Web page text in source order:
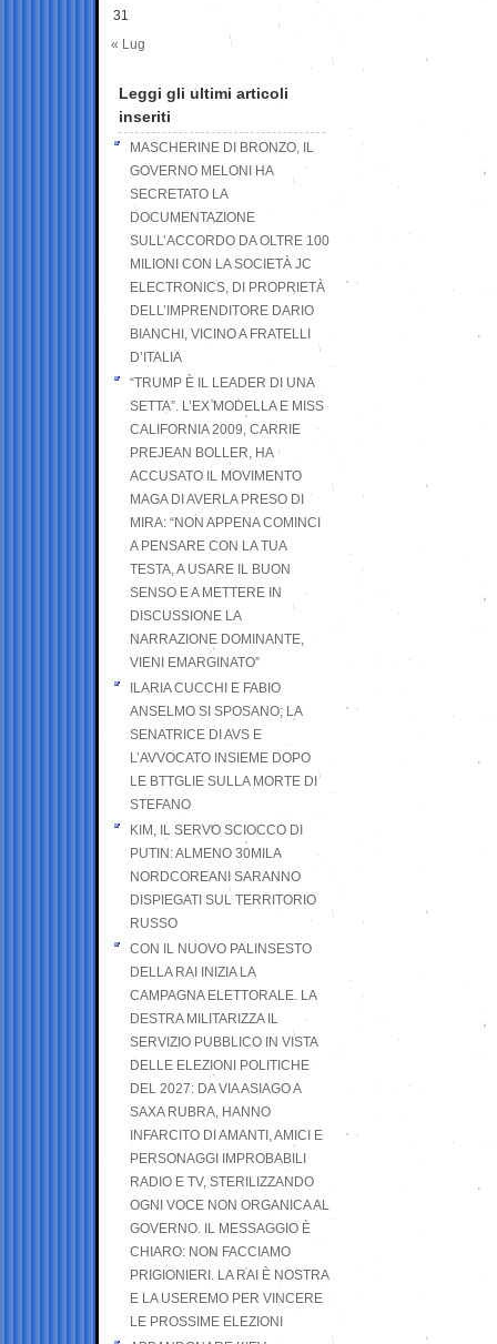
31
« Lug
Leggi gli ultimi articoli
inseriti
MASCHERINE DI BRONZO, IL
GOVERNO MELONI HA
SECRETATO LA
DOCUMENTAZIONE
SULL’ACCORDO DA OLTRE 100
MILIONI CON LA SOCIETÀ JC
ELECTRONICS, DI PROPRIETÀ
DELL’IMPRENDITORE DARIO
BIANCHI, VICINO A FRATELLI
D’ITALIA
“TRUMP È IL LEADER DI UNA
SETTA”. L’EX MODELLA E MISS
CALIFORNIA 2009, CARRIE
PREJEAN BOLLER, HA
ACCUSATO IL MOVIMENTO
MAGA DI AVERLA PRESO DI
MIRA: “NON APPENA COMINCI
A PENSARE CON LA TUA
TESTA, A USARE IL BUON
SENSO E A METTERE IN
DISCUSSIONE LA
NARRAZIONE DOMINANTE,
VIENI EMARGINATO”
ILARIA CUCCHI E FABIO
ANSELMO SI SPOSANO; LA
SENATRICE DI AVS E
L’AVVOCATO INSIEME DOPO
LE BTTGLIE SULLA MORTE DI
STEFANO
KIM, IL SERVO SCIOCCO DI
PUTIN: ALMENO 30MILA
NORDCOREANI SARANNO
DISPIEGATI SUL TERRITORIO
RUSSO
CON IL NUOVO PALINSESTO
DELLA RAI INIZIA LA
CAMPAGNA ELETTORALE. LA
DESTRA MILITARIZZA IL
SERVIZIO PUBBLICO IN VISTA
DELLE ELEZIONI POLITICHE
DEL 2027: DA VIA ASIAGO A
SAXA RUBRA, HANNO
INFARCITO DI AMANTI, AMICI E
PERSONAGGI IMPROBABILI
RADIO E TV, STERILIZZANDO
OGNI VOCE NON ORGANICA AL
GOVERNO. IL MESSAGGIO È
CHIARO: NON FACCIAMO
PRIGIONIERI. LA RAI È NOSTRA
E LA USEREMO PER VINCERE
LE PROSSIME ELEZIONI